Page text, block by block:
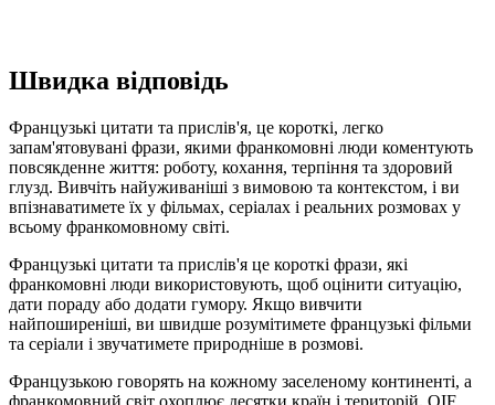
Швидка відповідь
Французькі цитати та прислів'я, це короткі, легко
запам'ятовувані фрази, якими франкомовні люди коментують
повсякденне життя: роботу, кохання, терпіння та здоровий
глузд. Вивчіть найуживаніші з вимовою та контекстом, і ви
впізнаватимете їх у фільмах, серіалах і реальних розмовах у
всьому франкомовному світі.
Французькі цитати та прислів'я це короткі фрази, які
франкомовні люди використовують, щоб оцінити ситуацію,
дати пораду або додати гумору. Якщо вивчити
найпоширеніші, ви швидше розумітимете французькі фільми
та серіали і звучатимете природніше в розмові.
Французькою говорять на кожному заселеному континенті, а
франкомовний світ охоплює десятки країн і територій. OIF